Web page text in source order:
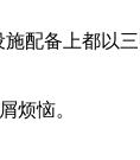
配备上都以
烦恼。